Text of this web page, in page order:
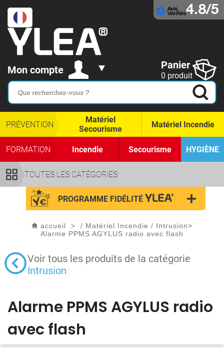
4.8/5
Mon compte Panier
0 produit
TOUTES LES CATÉGORIES
PRÉVENTION
Matériel
Secourisme
Matériel Incendie
FORMATION Incendie Secourisme HYGIÈNE
PROGRAMME FIDÉLITÉ
accueil > / Matériel Incendie / Intrusion>
Alarme PPMS AGYLUS radio avec flash
Voir tous les produits de la catégorie
Intrusion
Alarme PPMS AGYLUS radio
avec flash